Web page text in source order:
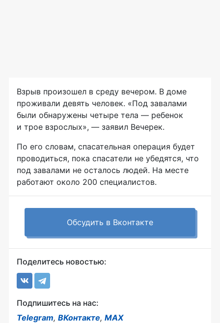
Взрыв произошел в среду вечером. В доме
проживали девять человек. «Под завалами
были обнаружены четыре тела — ребенок
и трое взрослых», — заявил Вечерек.
По его словам, спасательная операция будет
проводиться, пока спасатели не убедятся, что
под завалами не осталось людей. На месте
работают около 200 специалистов.
Обсудить в Вконтакте
Поделитесь новостью:
Подпишитесь на нас:
Telegram, ВКонтакте, MAX